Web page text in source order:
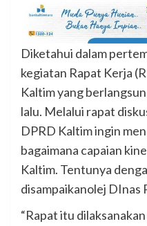
Diketahui dalam
kegiatan Rapat Kerja
Kaltim yang
lalu. Melalui rapat
DPRD Kaltim ingin
bagaimana capaian
Kaltim. Tentunya
disampaikanolej DInas
“Rapat itu